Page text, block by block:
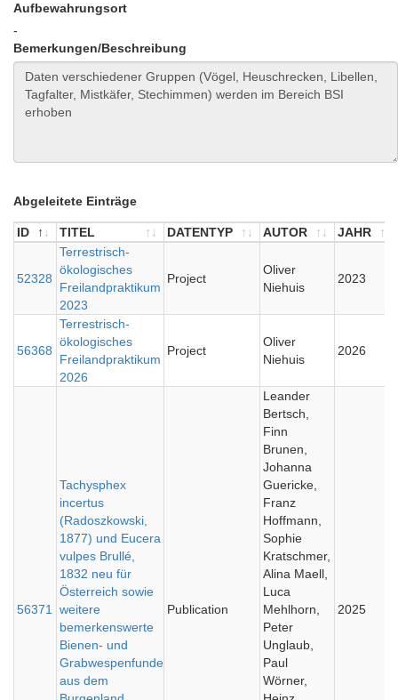
Aufbewahrungsort
-
Bemerkungen/Beschreibung
Abgeleitete Einträge
ID TITEL DATENTYP AUTOR
JAHR
TITEL
52328
Terrestrisch-
ökologisches
Freilandpraktikum
2023
Project
Oliver
Niehuis
2023
56368
Terrestrisch-
ökologisches
Freilandpraktikum
2026
Project
Oliver
Niehuis
2026
56371
Tachysphex
incertus
(Radoszkowski,
1877) und Eucera
vulpes Brullé,
1832 neu für
Österreich sowie
weitere
bemerkenswerte
Bienen- und
Grabwespenfunde
aus dem
Publication
Leander
Bertsch,
Finn
Brunen,
Johanna
Guericke,
Franz
Hoffmann,
Sophie
Kratschmer,
Alina Maell,
Luca
Mehlhorn,
Peter
Unglaub,
Paul
Wörner,
2025